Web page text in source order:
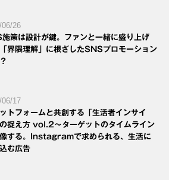
06/26
策は設計が鍵。ファンと一緒に盛り上げ
界隈理解」に根ざしたSNSプロモーション
06/17
トフォームと共創する「生活者インサイ
の捉え方 vol.2～ターゲットのタイムライン
する。Instagramで求められる、生活に
む広告